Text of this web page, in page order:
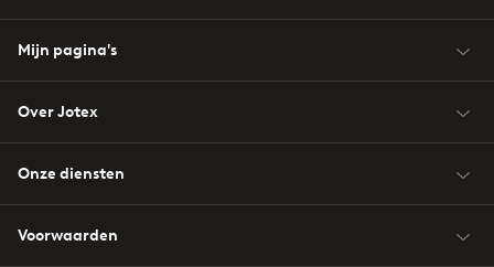
Mijn pagina's
Over Jotex
Onze diensten
Voorwaarden